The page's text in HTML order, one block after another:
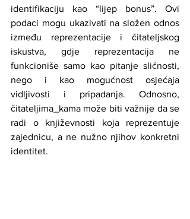
identifikaciju kao “lijep bonus”. Ovi
podaci mogu ukazivati na složen odnos
između reprezentacije i čitateljskog
iskustva, gdje reprezentacija ne
funkcioniše samo kao pitanje sličnosti,
nego i kao mogućnost osjećaja
vidljivosti i pripadanja. Odnosno,
čitateljima_kama može biti važnije da se
radi o književnosti koja reprezentuje
zajednicu, a ne nužno njihov konkretni
identitet.